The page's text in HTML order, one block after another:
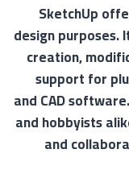
SketchUp
design
creation,
support for
and CAD
and hobbyists
and